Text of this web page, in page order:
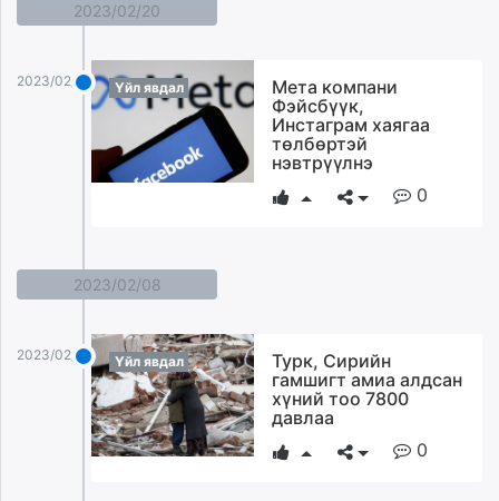
2023/02/20
2023/02/20 Үйл явдал
Мета компани
Фэйсбүүк,
Инстаграм хаягаа
төлбөртэй
нэвтрүүлнэ
0
2023/02/08
2023/02/08 Үйл явдал
Турк, Сирийн
гамшигт амиа алдсан
хүний тоо 7800
давлаа
0